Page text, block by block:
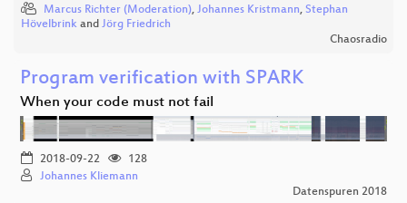
Marcus Richter (Moderation), Johannes Kristmann, Stephan
Hövelbrink and Jörg Friedrich
Chaosradio
Program verification with SPARK
When your code must not fail
2018-09-22
128
Johannes Kliemann
Datenspuren 2018